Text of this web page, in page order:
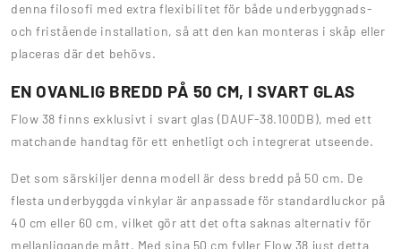
denna filosofi med extra flexibilitet för både underbyggnads-
och fristående installation, så att den kan monteras i skåp eller
placeras där det behövs.
EN OVANLIG BREDD PÅ 50 CM, I SVART GLAS
Flow 38 finns exklusivt i svart glas (DAUF-38.100DB), med ett
matchande handtag för ett enhetligt och integrerat utseende.
Det som särskiljer denna modell är dess bredd på 50 cm. De
flesta underbyggda vinkylar är anpassade för standardluckor på
40 cm eller 60 cm, vilket gör att det ofta saknas alternativ för
mellanliggande mått. Med sina 50 cm fyller Flow 38 just detta